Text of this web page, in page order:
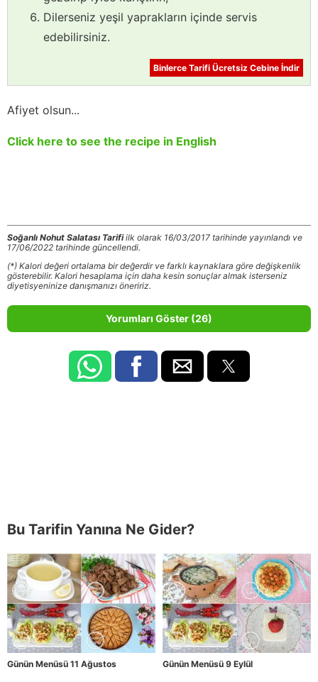
Dilerseniz yeşil yaprakların içinde servis
edebilirsiniz.
Binlerce Tarifi Ücretsiz Cebine İndir
Afiyet olsun...
Click here to see the recipe in English
Soğanlı Nohut Salatası Tarifiilk olarak 16/03/2017 tarihinde yayınlandı ve
17/06/2022 tarihinde güncellendi.
(*) Kalori değeri ortalama bir değerdir ve farklı kaynaklara göre değişkenlik
gösterebilir. Kalori hesaplama için daha kesin sonuçlar almak isterseniz
diyetisyeninize danışmanızı öneririz.
Yorumları Göster (26)
Bu Tarifin Yanına Ne Gider?
Günün Menüsü 11 Ağustos Günün Menüsü 9 Eylül